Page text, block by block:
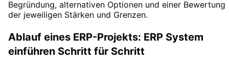
Begründung, alternativen Optionen und einer Bewertung
der jeweiligen Stärken und Grenzen.
Ablauf eines ERP-Projekts: ERP System
einführen Schritt für Schritt